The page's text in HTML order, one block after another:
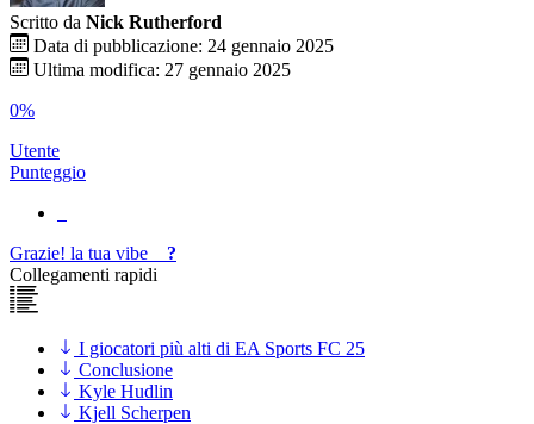
Scritto da Nick Rutherford
Data di pubblicazione: 24 gennaio 2025
Ultima modifica: 27 gennaio 2025
0%
Utente
Punteggio
Grazie! la tua vibe
?
Collegamenti rapidi
I giocatori più alti di EA Sports FC 25
Conclusione
Kyle Hudlin
Kjell Scherpen